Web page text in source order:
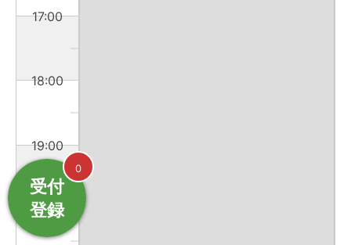
17:00
18:00
19:00
20:00
0
受付
登録